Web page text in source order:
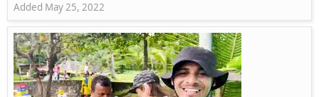
Added May 25, 2022